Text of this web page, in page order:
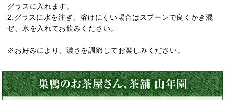
グラスに入れます。
2.グラスに水を注ぎ、溶けにくい場合はスプーンで良くかき混
ぜ、氷を入れてお飲みください。
※お好みにより、濃さを調節してお楽しみください。